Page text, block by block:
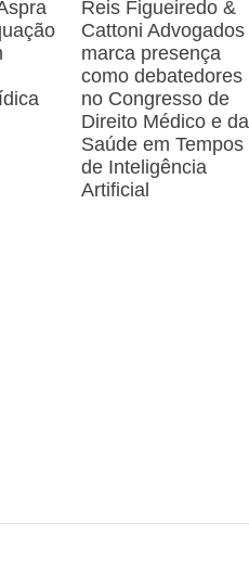
Reis Figueiredo &
Cattoni Advogados
marca presença
como debatedores
no Congresso de
Direito Médico e da
Saúde em Tempos
de Inteligência
Artificial